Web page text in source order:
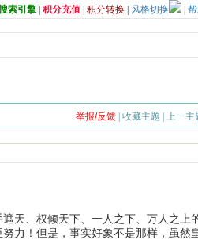
索引擎 积分充值 积分转换 风格切换
举报/反馈 收藏主题 上一主
天、权倾天下、一人之下、万人之上
力！但是，事实好象不是那样，虽然